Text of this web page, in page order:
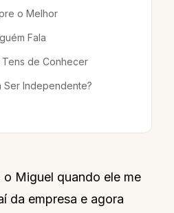
o Melhor
Fala
de Conhecer
Ser Independente?
Miguel quando ele me
da empresa e agora